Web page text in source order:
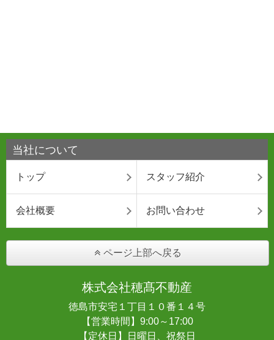
当社について
トップ スタッフ紹介
会社概要 お問い合わせ
ページ上部へ戻る
株式会社穂髙不動産
徳島市安宅１丁目１０番１４号
【営業時間】9:00～17:00
【定休日】日曜日、祝祭日